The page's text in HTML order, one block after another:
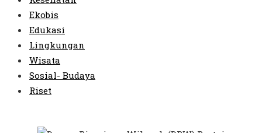
Ekobis
Edukasi
Lingkungan
Wisata
Sosial- Budaya
Riset